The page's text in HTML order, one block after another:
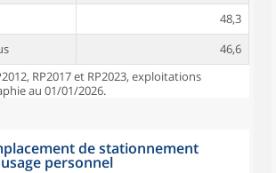
48,3
46,6
RP2017 et RP2023, exploitations
au 01/01/2026.
de stationnement
personnel